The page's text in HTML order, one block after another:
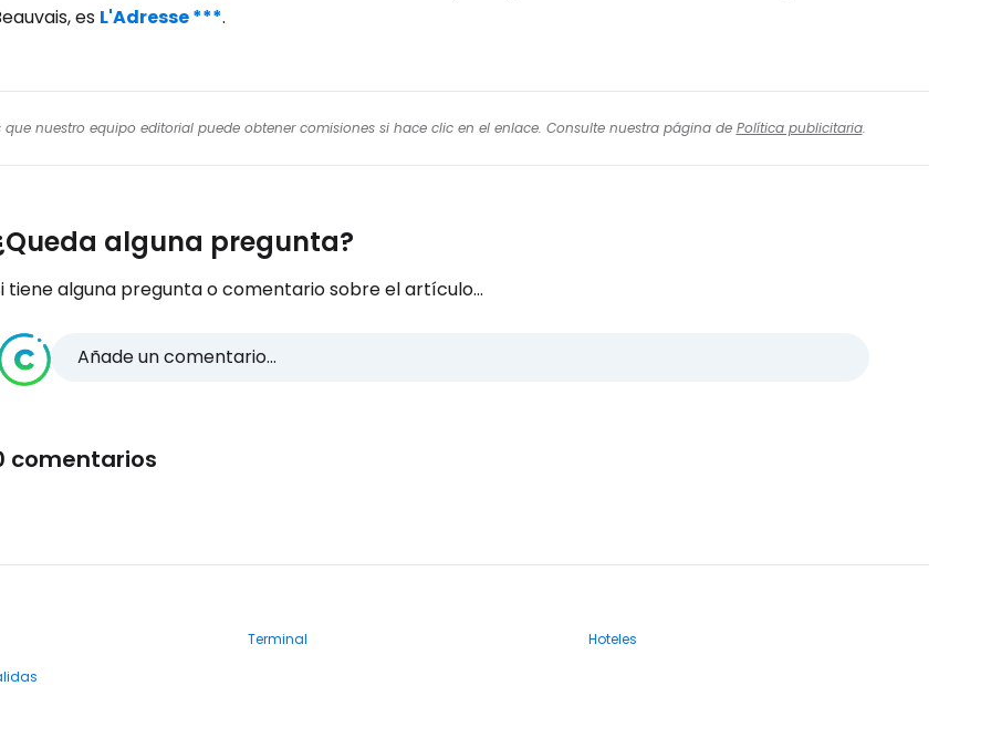
es L'Adresse ***.
nuestro equipo editorial puede obtener comisiones si hace clic en el enlace. Consulte nuestra página de Política publicitaria.
alguna pregunta?
tiene alguna pregunta o comentario sobre el artículo...
Añade un comentario...
comentarios
Terminal
Hoteles